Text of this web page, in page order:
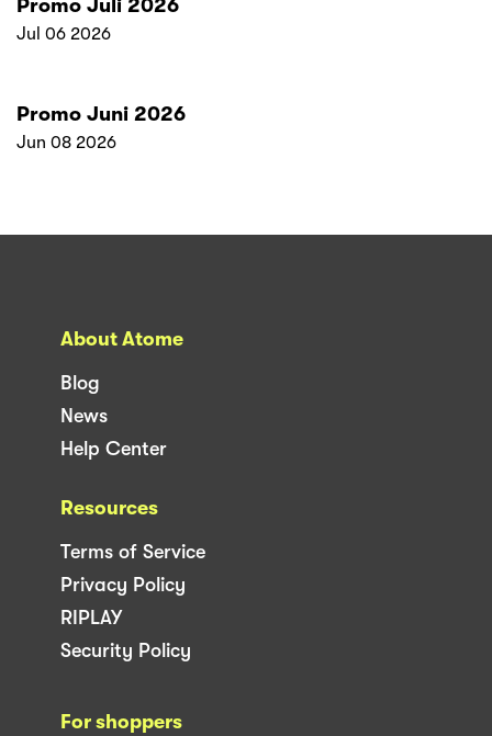
Promo Juli 2026
Jul 06 2026
Promo Juni 2026
Jun 08 2026
About Atome
Blog
News
Help Center
Resources
Terms of Service
Privacy Policy
RIPLAY
Security Policy
For shoppers